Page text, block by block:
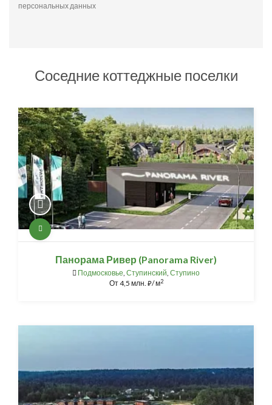
персональных данных
Соседние коттеджные поселки
Панорама Ривер (Panorama River)
Подмосковье, Ступинский, Ступино
От4,5 млн. ⃏/ м2